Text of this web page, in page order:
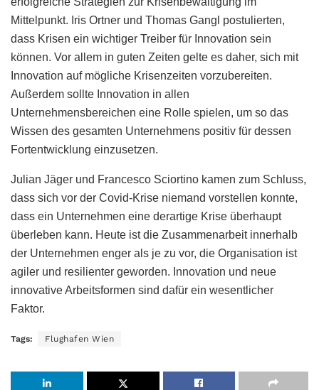
Mittelpunkt. Iris Ortner und Thomas Gangl postulierten,
dass Krisen ein wichtiger Treiber für Innovation sein
können. Vor allem in guten Zeiten gelte es daher, sich mit
Innovation auf mögliche Krisenzeiten vorzubereiten.
Außerdem sollte Innovation in allen
Unternehmensbereichen eine Rolle spielen, um so das
Wissen des gesamten Unternehmens positiv für dessen
Fortentwicklung einzusetzen.
Julian Jäger und Francesco Sciortino kamen zum Schluss,
dass sich vor der Covid-Krise niemand vorstellen konnte,
dass ein Unternehmen eine derartige Krise überhaupt
überleben kann. Heute ist die Zusammenarbeit innerhalb
der Unternehmen enger als je zu vor, die Organisation ist
agiler und resilienter geworden. Innovation und neue
innovative Arbeitsformen sind dafür ein wesentlicher
Faktor.
Tags: Flughafen Wien